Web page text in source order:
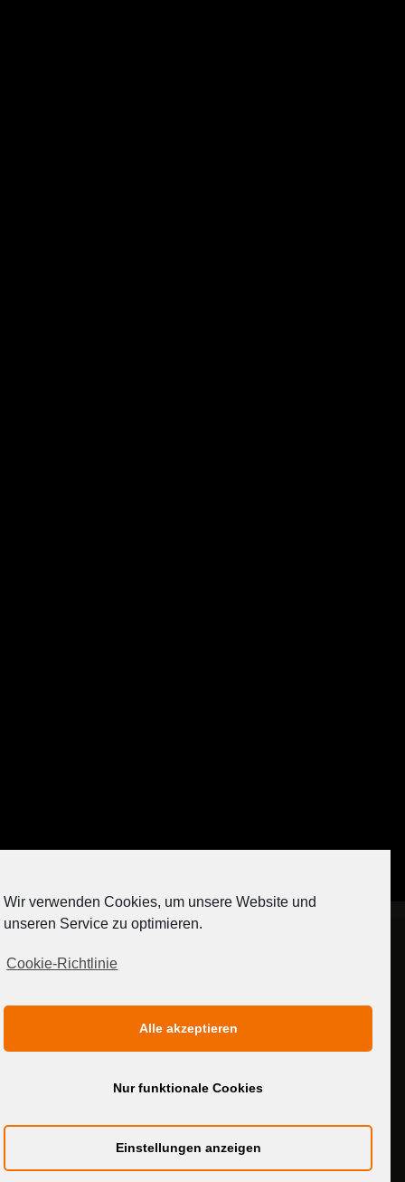
[contact-form-7 404 "Nicht gefunden"]
MEDIADATEN
Wir verwenden Cookies, um unsere Website und
unseren Service zu optimieren.
Cookie-Richtlinie
Alle akzeptieren
Nur funktionale Cookies
Einstellungen anzeigen